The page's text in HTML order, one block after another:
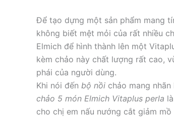
Để tạo dựng một sản phẩm mang
không biết mệt mỏi của rất nhiều
Elmich để hình thành lên một
kèm chảo này chất lượng rất cao,
phái của người dùng.
Khi nói đến bộ nồi chảo mang
chảo 5 món Elmich Vitaplus perla
cho chị em nấu nướng cắt giảm